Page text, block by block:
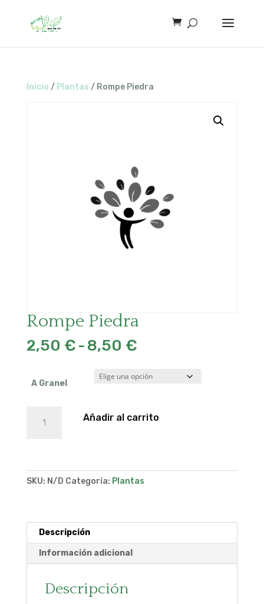
Inicio / Plantas / Rompe Piedra
Rompe Piedra
2,50 €-8,50 €Rango
precios:
hasta
8,50 €
A Granel
Piedra
Añadir al carrito
SKU: N/D Categoría: Plantas
Descripción
Información adicional
Descripción